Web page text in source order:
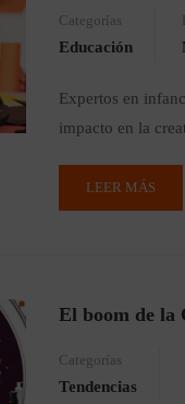
Categorías
Educación
Expertos en
impacto en la
LEER MÁS
El boom de la
Categorías
Tendencias